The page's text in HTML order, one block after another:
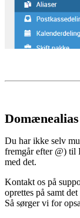
Du har ikke selv
fremgår efter @) til
med det.
Kontakt os på
oprettes på samt
Så sørger vi for